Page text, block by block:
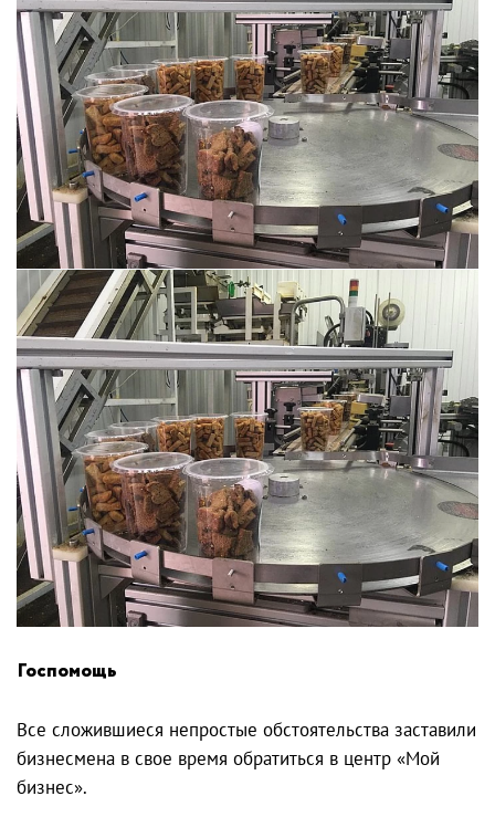
Госпомощь
Все сложившиеся непростые обстоятельства заставили
бизнесмена в свое время обратиться в центр «Мой
бизнес».